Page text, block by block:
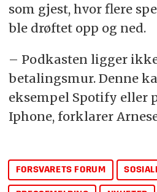
som gjest, hvor flere
ble drøftet opp og ned.
– Podkasten ligger
betalingsmur. Denne
eksempel Spotify eller
Iphone, forklarer
FORSVARETS FORUM